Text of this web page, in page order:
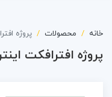
خانه محصولات پروژه
پروژه افترافکت